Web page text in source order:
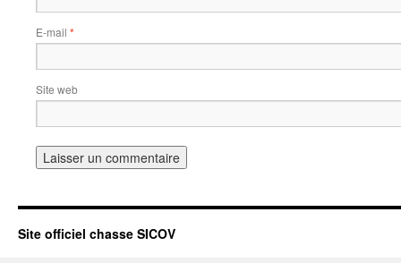
E-mail *
Site web
Site officiel chasse SICOV